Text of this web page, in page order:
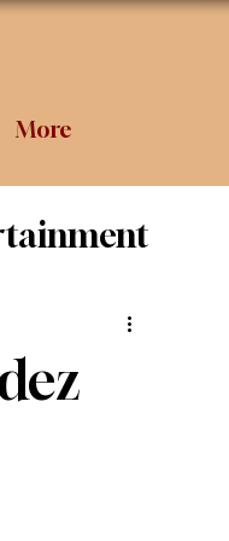
More